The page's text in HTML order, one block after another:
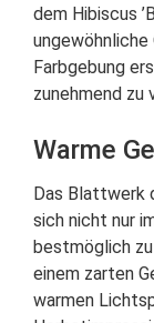
dem Hibiscus
Farbgebung
zunehmend zu
Warme
Das Blattwerk
sich nicht nur
bestmöglich
einem zarten
warmen